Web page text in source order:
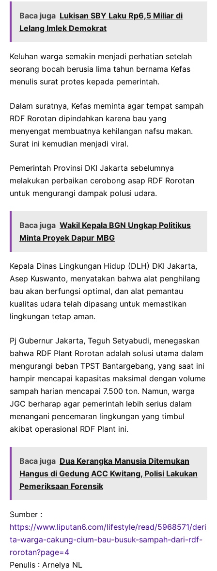
Baca juga Lukisan SBY Laku Rp6,5 Miliar di
Lelang Imlek Demokrat
Keluhan warga semakin menjadi perhatian setelah
seorang bocah berusia lima tahun bernama Kefas
menulis surat protes kepada pemerintah.
Dalam suratnya, Kefas meminta agar tempat sampah
RDF Rorotan dipindahkan karena bau yang
menyengat membuatnya kehilangan nafsu makan.
Surat ini kemudian menjadi viral.
Pemerintah Provinsi DKI Jakarta sebelumnya
melakukan perbaikan cerobong asap RDF Rorotan
untuk mengurangi dampak polusi udara.
Baca juga Wakil Kepala BGN Ungkap Politikus
Minta Proyek Dapur MBG
Kepala Dinas Lingkungan Hidup (DLH) DKI Jakarta,
Asep Kuswanto, menyatakan bahwa alat penghilang
bau akan berfungsi optimal, dan alat pemantau
kualitas udara telah dipasang untuk memastikan
lingkungan tetap aman.
Pj Gubernur Jakarta, Teguh Setyabudi, menegaskan
bahwa RDF Plant Rorotan adalah solusi utama dalam
mengurangi beban TPST Bantargebang, yang saat ini
hampir mencapai kapasitas maksimal dengan volume
sampah harian mencapai 7.500 ton. Namun, warga
JGC berharap agar pemerintah lebih serius dalam
menangani pencemaran lingkungan yang timbul
akibat operasional RDF Plant ini.
Baca juga Dua Kerangka Manusia Ditemukan
Hangus di Gedung ACC Kwitang, Polisi Lakukan
Pemeriksaan Forensik
Sumber :
https://www.liputan6.com/lifestyle/read/5968571/deri
ta-warga-cakung-cium-bau-busuk-sampah-dari-rdf-
rorotan?page=4
Penulis : Arnelya NL